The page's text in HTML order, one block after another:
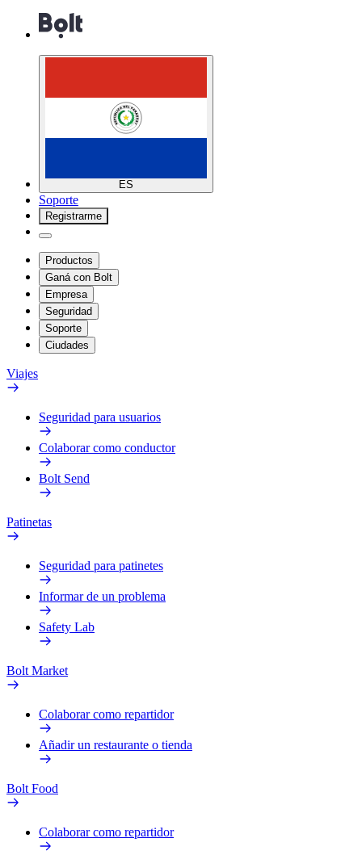
ES
Soporte
Registrarme
Productos
Ganá con Bolt
Empresa
Seguridad
Soporte
Ciudades
Viajes
Seguridad para usuarios
Colaborar como conductor
Bolt Send
Patinetas
Seguridad para patinetes
Informar de un problema
Safety Lab
Bolt Market
Colaborar como repartidor
Añadir un restaurante o tienda
Bolt Food
Colaborar como repartidor